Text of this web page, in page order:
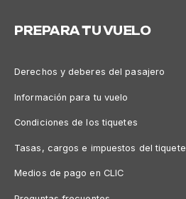
PREPARA TU VUELO
Derechos y deberes del pasajero
Información para tu vuelo
Condiciones de los tiquetes
Tasas, cargos e impuestos del tiquete
Medios de pago en CLIC